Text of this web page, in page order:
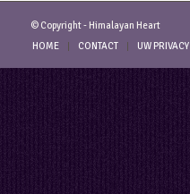
© Copyright - Himalayan Heart
HOME
CONTACT UW PRIVACY